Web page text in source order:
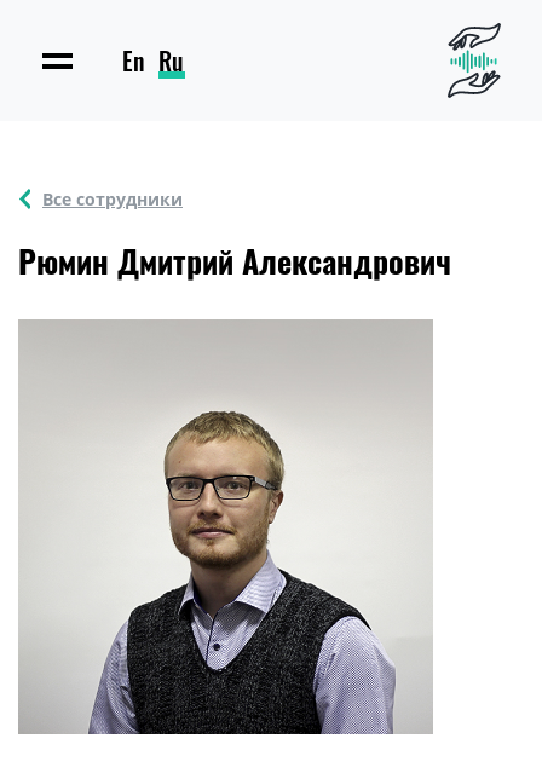
En Ru
Все сотрудники
Рюмин Дмитрий Александрович